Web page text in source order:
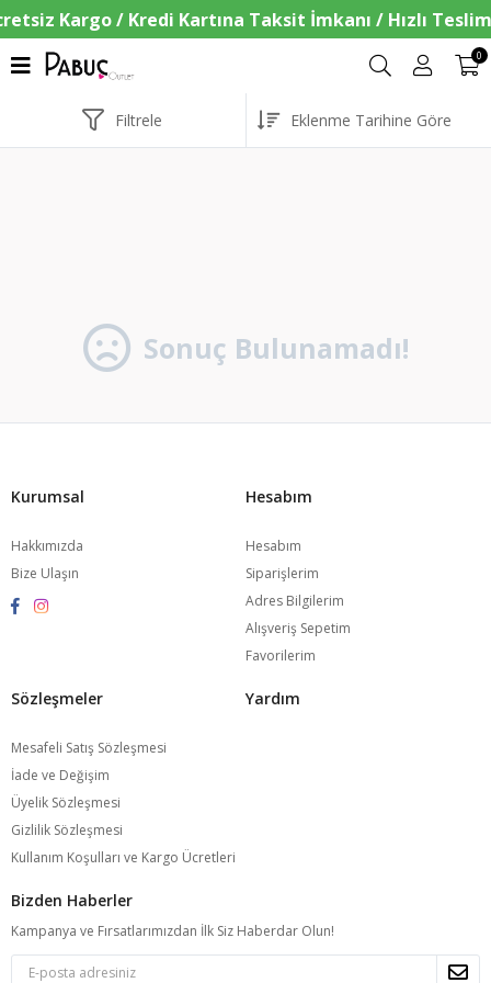
0
Filtrele
Sonuç Bulunamadı!
Kurumsal
Hakkımızda
Bize Ulaşın
Hesabım
Hesabım
Siparişlerim
Adres Bilgilerim
Alışveriş Sepetim
Favorilerim
Sözleşmeler
Mesafeli Satış Sözleşmesi
İade ve Değişim
Üyelik Sözleşmesi
Gizlilik Sözleşmesi
Kullanım Koşulları ve Kargo Ücretleri
Yardım
Bizden Haberler
Kampanya ve Fırsatlarımızdan İlk Siz Haberdar Olun!